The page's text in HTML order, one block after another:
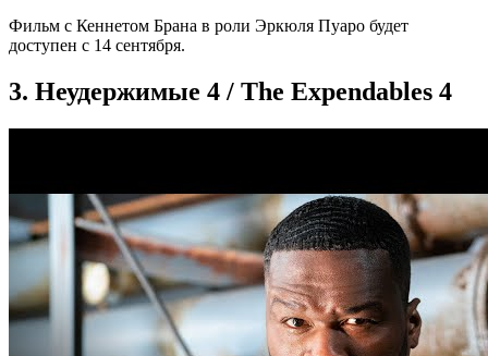
Фильм с Кеннетом Брана в роли Эркюля Пуаро будет
доступен с 14 сентября.
3. Неудержимые 4 / The Expendables 4